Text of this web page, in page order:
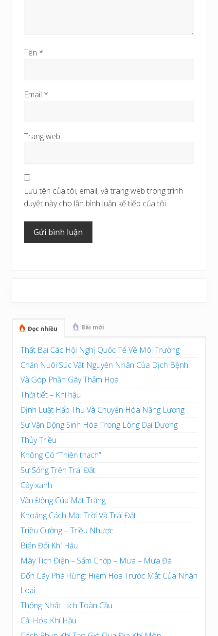
Tên *
Email *
Trang web
Lưu tên của tôi, email, và trang web trong trình
duyệt này cho lần bình luận kế tiếp của tôi.
Đọc nhiều Bài mới
Thất Bại Các Hội Nghị Quốc Tế Về Môi Trường
Chăn Nuôi Súc Vật Nguyên Nhân Của Dịch Bệnh
Và Góp Phần Gây Thảm Họa
Thời tiết – Khí hậu
Định Luật Hấp Thu Và Chuyển Hóa Năng Lượng
Sự Vận Động Sinh Hóa Trong Lòng Đại Dương
Thủy Triều
Không Có “Thiên thạch”
Sự Sống Trên Trái Đất
Cây xanh
Vận Động Của Mặt Trăng
Khoảng Cách Mặt Trời Và Trái Đất
Triều Cường – Triều Nhược
Biến Đổi Khí Hậu
Mây Tích Điện – Sấm Chớp – Mưa – Mưa Đá
Đốn Cây Phá Rừng: Hiểm Họa Trước Mắt Của Nhân
Loại
Thống Nhất Lịch Toàn Cầu
Cải Hóa Khí Hậu